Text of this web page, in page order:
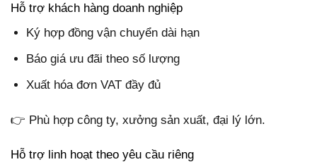
Hỗ trợ khách hàng doanh nghiệp
Ký hợp đồng vận chuyển dài hạn
Báo giá ưu đãi theo số lượng
Xuất hóa đơn VAT đầy đủ
👉 Phù hợp công ty, xưởng sản xuất, đại lý lớn.
Hỗ trợ linh hoạt theo yêu cầu riêng